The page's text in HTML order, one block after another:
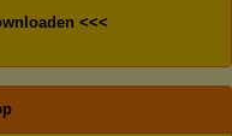
<<<